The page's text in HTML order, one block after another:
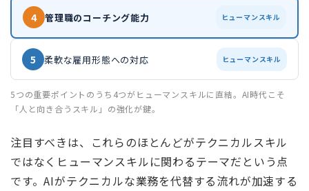
4 管理職のコーチング能力 ヒューマンスキル
5 柔軟な雇用形態への対応 ヒューマンスキル
5つの重要ポイントのうち4つがヒューマンスキルに直結。AI時代こそ
「人と向き合うスキル」の強化が鍵。
注目すべきは、これらのほとんどがテクニカルスキル
ではなくヒューマンスキルに関わるテーマだという点
です。AIがテクニカルな業務を代替する流れが加速する